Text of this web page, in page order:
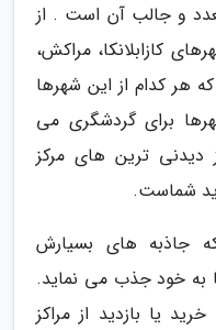
و جالب آن است . از
کازابلانکا، مراکش،
هر کدام از این شهرها
برای گردشگری می
دیدنی ترین های مرکز
شماست.
جاذبه های بسیارش
به خود جذب می نماید.
یا بازدید از مراکز